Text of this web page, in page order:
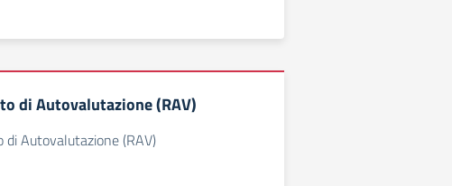
di Autovalutazione (RAV)
di Autovalutazione (RAV)